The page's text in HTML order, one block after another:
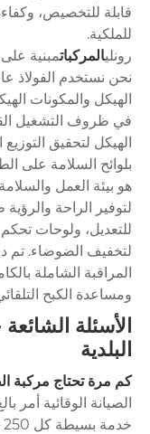
قابلة للتخصيص،
للملكية.
رونليالمركباتمبنية
نحن نستخدم الفولاذ
الهيكل والمكونات
في ظروف التشغيل
الهيكل لتحقيق
بلوائح السلامة على
هو بيئة العمل
لتوفير الراحة
للتعديل، ولوحات تحكم
لتخفيف الضوضاء. تم
المراقبة الشاملة
ومساعدة الكبح
الأسئلة
البلدية
كم مرة تحتاج مركبة